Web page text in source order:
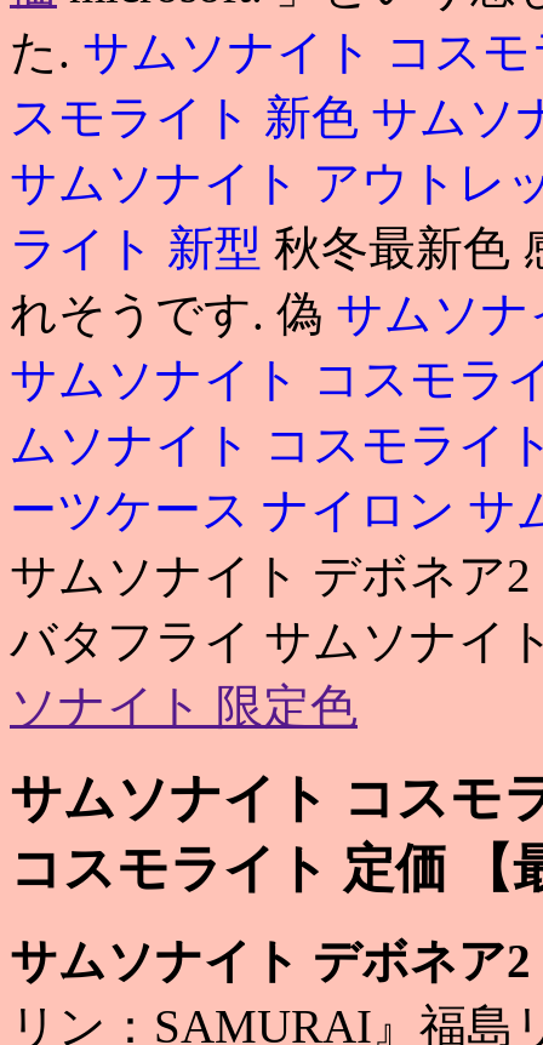
た. サムソナイト コス
スモライト 新色 サムソ
サムソナイト アウトレ
ライト 新型 秋冬最新色
れそうです. 偽 サムソナ
サムソナイト コスモラ
ムソナイト コスモライ
ーツケース ナイロン サ
サムソナイト デボネア
バタフライ サムソナイ
ソナイト 限定色
サムソナイト コスモ
コスモライト 定価 【
サムソナイト デボネア
リン：SAMURAI』福